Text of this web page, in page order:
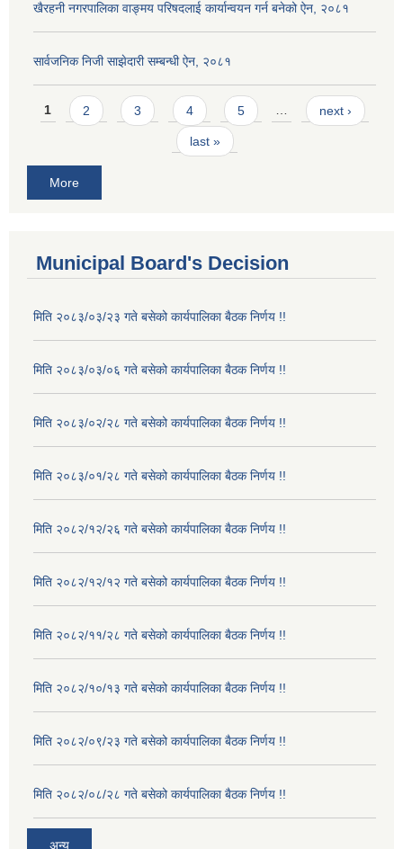
खैरहनी नगरपालिका वाङ्मय परिषदलाई कार्यान्वयन गर्न बनेको ऐन, २०८१
सार्वजनिक निजी साझेदारी सम्बन्धी ऐन, २०८१
Pages
1 2 3 4 5 … next ›
last »
More
Municipal Board's Decision
मिति २०८३/०३/२३ गते बसेको कार्यपालिका बैठक निर्णय !!
मिति २०८३/०३/०६ गते बसेको कार्यपालिका बैठक निर्णय !!
मिति २०८३/०२/२८ गते बसेको कार्यपालिका बैठक निर्णय !!
मिति २०८३/०१/२८ गते बसेको कार्यपालिका बैठक निर्णय !!
मिति २०८२/१२/२६ गते बसेको कार्यपालिका बैठक निर्णय !!
मिति २०८२/१२/१२ गते बसेको कार्यपालिका बैठक निर्णय !!
मिति २०८२/११/२८ गते बसेको कार्यपालिका बैठक निर्णय !!
मिति २०८२/१०/१३ गते बसेको कार्यपालिका बैठक निर्णय !!
मिति २०८२/०९/२३ गते बसेको कार्यपालिका बैठक निर्णय !!
मिति २०८२/०८/२८ गते बसेको कार्यपालिका बैठक निर्णय !!
अन्य